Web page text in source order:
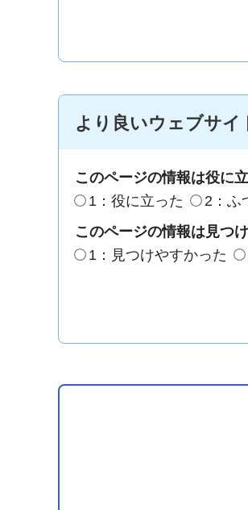
より良いウェブサ
このページの情報は役に
1：役に立った
2：ふ
このページの情報は見つ
1：見つけやすかった